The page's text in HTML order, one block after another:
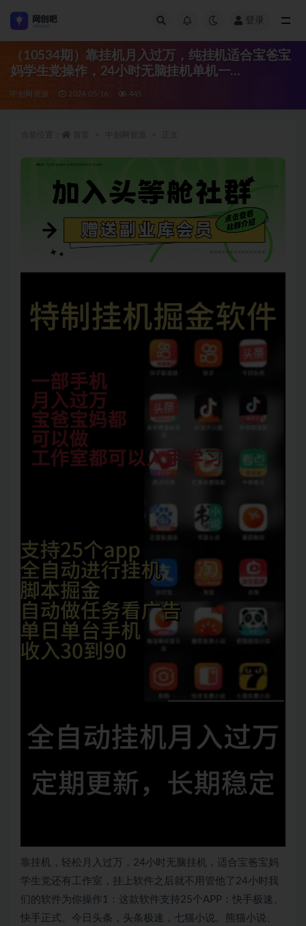
登录
（10534期）靠挂机月入过万，纯挂机适合宝爸宝
妈学生党操作，24小时无脑挂机单机一…
中创网资源 2024-05-16 445
靠挂机，轻松月入过万，24小时无脑挂机，适合宝爸宝妈
学生党还有工作室，挂上软件之后就不用管他了24小时我
们的软件为你操作1：这款软件支持25个APP：快手极速、
快手正式、今日头条，头条极速，七猫小说、熊猫小说、